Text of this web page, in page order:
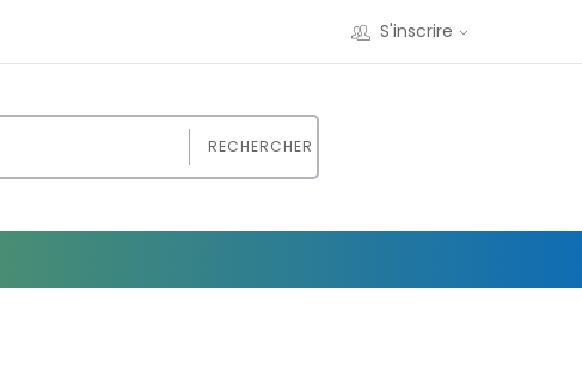
S'inscrire
RECHERCHER